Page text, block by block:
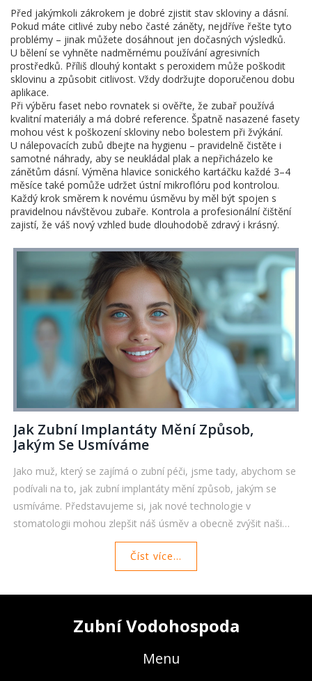
Před jakýmkoli zákrokem je dobré zjistit stav skloviny a dásní.
Pokud máte citlivé zuby nebo časté záněty, nejdříve řešte tyto
problémy – jinak můžete dosáhnout jen dočasných výsledků.
U bělení se vyhněte nadměrnému používání agresivních
prostředků. Příliš dlouhý kontakt s peroxidem může poškodit
sklovinu a způsobit citlivost. Vždy dodržujte doporučenou dobu
aplikace.
Při výběru faset nebo rovnatek si ověřte, že zubař používá
kvalitní materiály a má dobré reference. Špatně nasazené fasety
mohou vést k poškození skloviny nebo bolestem při žvýkání.
U nálepovacích zubů dbejte na hygienu – pravidelně čistěte i
samotné náhrady, aby se neukládal plak a nepřicházelo ke
zánětům dásní. Výměna hlavice sonického kartáčku každé 3–4
měsíce také pomůže udržet ústní mikroflóru pod kontrolou.
Každý krok směrem k novému úsměvu by měl být spojen s
pravidelnou návštěvou zubaře. Kontrola a profesionální čištění
zajistí, že váš nový vzhled bude dlouhodobě zdravý i krásný.
Jak Zubní Implantáty Mění Způsob,
Jakým Se Usmíváme
Jako muž, který se zajímá o zubní péči, jsme tady, abychom se
podívali na to, jak zubní implantáty mění způsob, jakým se
usmíváme. Představujeme si, jak nové technologie v
stomatologii mohou zlepšit náš úsměv a obecně zvýšit naši
sebedůvěru. Prozkoumáme také výhody zubních implantátů a
jejich pozitivní dopad na naše každodenní životy. Připojte se k
nám a zjistěte, jak mohou zubní implantáty revolucionalizovat
váš úsměv.
Číst více...
Zubní Vodohospoda
Menu